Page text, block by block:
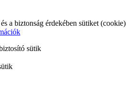
a biztonság érdekében sütiket (cookie)
sütik